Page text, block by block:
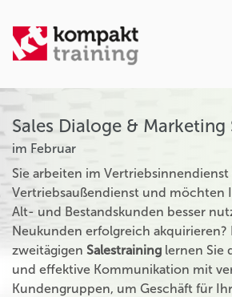
Sales Dialoge & Marketing
im Februar
Sie arbeiten im
Vertriebsaußendienst und möchten
Alt- und Bestandskunden besser
Neukunden erfolgreich akquirieren?
zweitägigen Salestraining lernen Sie
und effektive Kommunikation mit
Kundengruppen, um Geschäft für